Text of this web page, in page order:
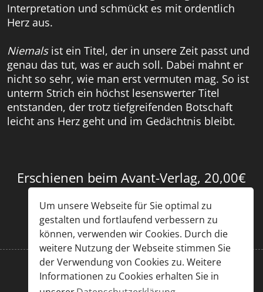
Um unsere Webseite für Sie optimal zu
gestalten und fortlaufend verbessern zu
können, verwenden wir Cookies. Durch die
weitere Nutzung der Webseite stimmen Sie
der Verwendung von Cookies zu. Weitere
Informationen zu Cookies erhalten Sie in
Interpretation und schmückt es mit ordentlich
Herz aus.
Niemalsist ein Titel, der in unsere Zeit passt und
genau das tut, was er auch soll. Dabei mahnt er
nicht so sehr, wie man erst vermuten mag. So ist
unterm Strich ein höchst lesenswerter Titel
entstanden, der trotz tiefgreifenden Botschaft
leicht ans Herz geht und im Gedächtnis bleibt.
Erschienen beim Avant-Verlag, 20,00€
Impressum Datenschutz